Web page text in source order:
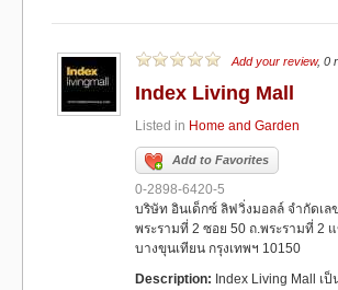
e
b
o
o
k
o
d
o
n
e
Add your review, 0
Index Living Mall
Listed in Home and Garden
Add to Favorites
0-2898-6420-5
บริษัท อินเด็กซ์ ลิฟวิ่งมอลล์ จำกัดเล
พระรามที่ 2 ซอย 50 ถ.พระรามที่ 2
บางขุนเทียน กรุงเทพฯ 10150
Description: Index Living Mall เ